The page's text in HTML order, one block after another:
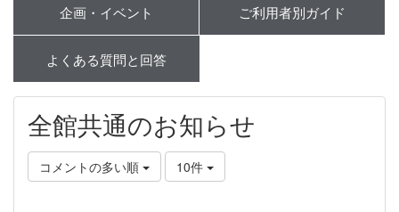
企画・イベント ご利用者別ガイド
よくある質問と回答
全館共通のお知らせ
コメントの多い順 10件